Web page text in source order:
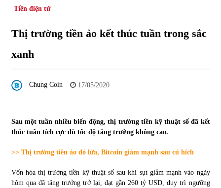
Top 10 mặt hàng Việt Nam nhập khẩu nhiều nhất tháng
Top 10 mặt hàng Việt Nam xuất khẩu nhiều nhất tháng
Tự doanh ngày 3.6.2022: CTCK mua ròng 28,7 tỷ đồng
Top 10 tỷ phú giàu nhất thế giới – Bảng xếp hạng 2022
31/05/2022
Tiền điện tử
Thị trường tiền ảo kết thúc tuần trong sắc
xanh
Chung Coin 17/05/2020
Sau một tuần nhiều biến động, thị trường tiền kỹ thuật số đã kết
thúc tuần tích cực dù tốc độ tăng trưởng không cao.
>> Thị trường tiền ảo đỏ lửa, Bitcoin giảm mạnh sau cú hích
Vốn hóa thị trường tiền kỹ thuật số sau khi sụt giảm mạnh vào ngày
hôm qua đã tăng trưởng trở lại, đạt gần 260 tỷ USD, duy trì ngưỡng